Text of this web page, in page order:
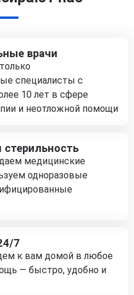
врачи
специалисты с
10 лет в сфере
и неотложной помощи
стерильность
медицинские
одноразовые
7
к вам домой в любое
— быстро, удобно и